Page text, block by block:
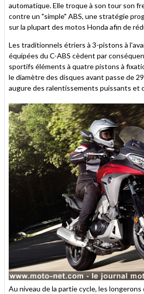
automatique. Elle troque à son tour son
contre un "simple" ABS, une stratégie
sur la plupart des motos Honda afin de
Les traditionnels étriers à 3-pistons à
équipées du C-ABS cèdent par
sportifs éléments à quatre pistons à
le diamètre des disques avant passe de
augure des ralentissements puissants et
Au niveau de la partie cycle, les longerons